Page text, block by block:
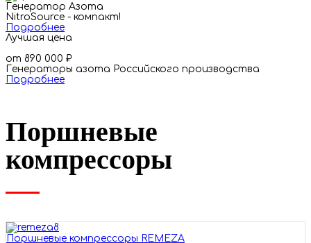
Генератор Азота
NitroSource - компакт!
Подробнее
Лучшая цена
от 890 000 ₽
Генераторы азота Российского производства
Подробнее
Поршневые
компрессоры
Поршневые компрессоры REMEZA